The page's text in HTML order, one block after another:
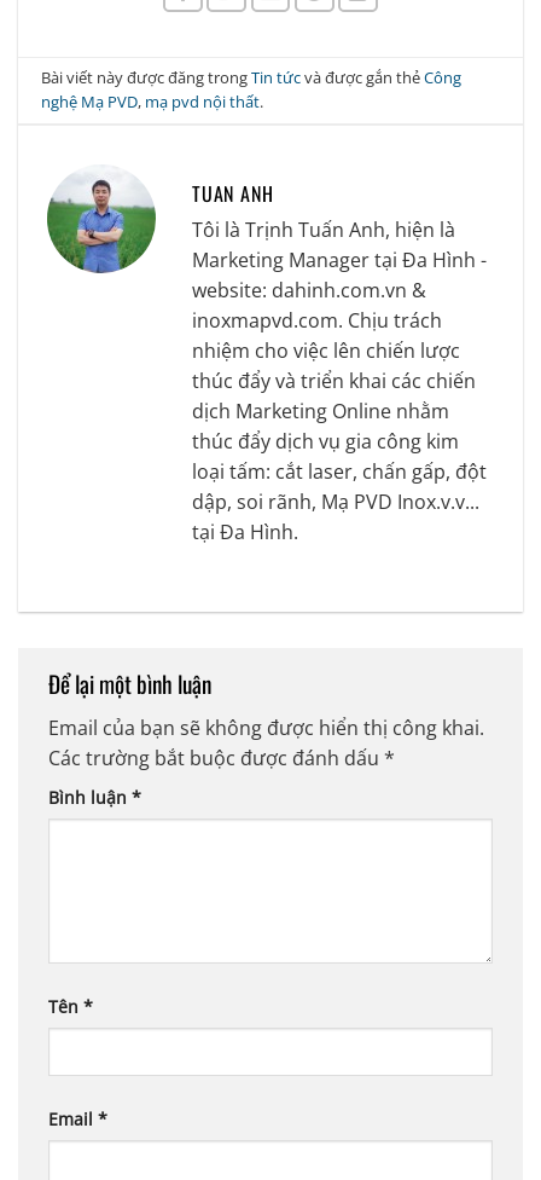
Bài viết này được đăng trongTin tứcvà được gắn thẻCông
nghệ Mạ PVD, mạ pvd nội thất.
TUAN ANH
Tôi là Trịnh Tuấn Anh, hiện là
Marketing Manager tại Đa Hình -
website: dahinh.com.vn &
inoxmapvd.com. Chịu trách
nhiệm cho việc lên chiến lược
thúc đẩy và triển khai các chiến
dịch Marketing Online nhằm
thúc đẩy dịch vụ gia công kim
loại tấm: cắt laser, chấn gấp, đột
dập, soi rãnh, Mạ PVD Inox.v.v...
tại Đa Hình.
Để lại một bình luận
Email của bạn sẽ không được hiển thị công khai.
Các trường bắt buộc được đánh dấu *
Bình luận *
Tên *
Email *